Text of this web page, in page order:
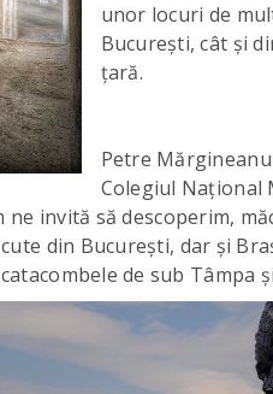
unor locuri de
București, cât și
țară.
Petre
Colegiul Național
invită să descoperim,
din București, dar și
de sub Tâmpa